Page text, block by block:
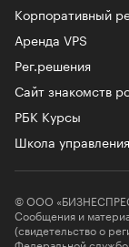
Корпоративный
Аренда VPS
Рег.решения
Сайт знакомств
РБК Курсы
Школа
© ООО
Сообщения и
(свидетельство о